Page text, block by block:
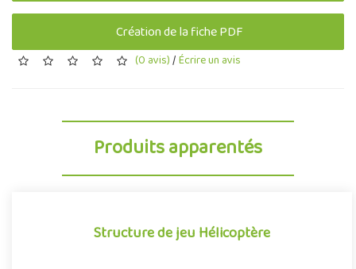
Création de la fiche PDF
(0 avis)/Écrire un avis
Produits apparentés
Structure de jeu Hélicoptère